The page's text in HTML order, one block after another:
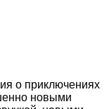
о приключениях
новыми